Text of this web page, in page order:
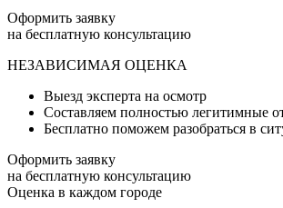
Оформить заявку
на бесплатную консультацию
НЕЗАВИСИМАЯ ОЦЕНКА
Выезд эксперта на осмотр
Составляем полностью легитимные
Бесплатно поможем разобраться в
Оформить заявку
на бесплатную консультацию
Оценка в каждом городе